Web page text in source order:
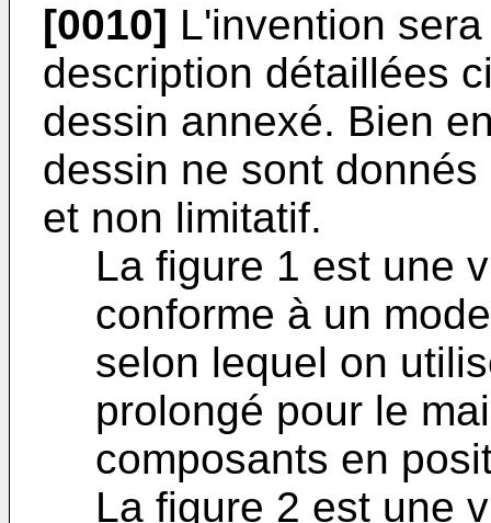
[0010] L'invention
description détaillées
dessin annexé. Bien
dessin ne sont
et non limitatif.
La figure 1 est une
conforme à un
selon lequel on
prolongé pour le
composants en
La figure 2 est une